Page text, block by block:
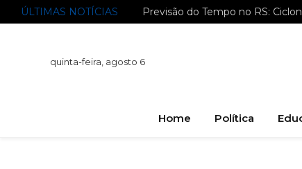
ÚLTIMAS NOTÍCIAS
quinta-feira, agosto 6
Home Política